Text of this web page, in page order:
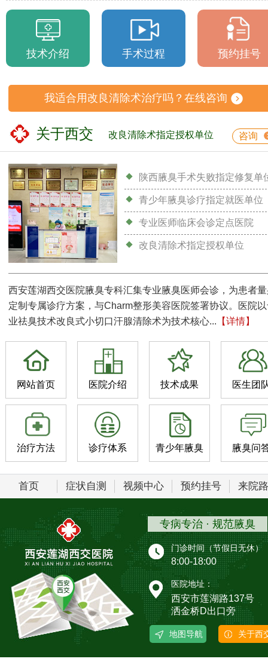
技术介绍 手术过程 预约挂号
我适合用改良清除术治疗吗？在线咨询
关于西交 改良清除术指定授权单位 咨询
陕西腋臭手术失败指定修复单
青少年腋臭诊疗指定就医单位
专业医师临床会诊定点医院
改良清除术指定授权单位
西安莲湖西交医院腋臭专科汇集专业腋臭医师会诊，为患者
定制专属诊疗方案，与Charm整形美容医院签署协议。医院
业祛臭技术改良式小切口汗腺清除术为技术核心... 【详情】
网站首页 医院介绍 技术成果 医生团
治疗方法 诊疗体系 青少年腋臭 腋臭问
首页 症状自测 视频中心 预约挂号 来院
专病专治 · 规范腋臭
门诊时间（节假日无休）
8:00-18:00
医院地址：
西安市莲湖路137号
洒金桥D出口旁
地图导航 关于西